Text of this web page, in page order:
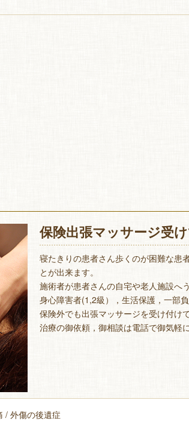
保険出張マッサージ受
寝たきりの患者さん歩くのが困難な患
とが出来ます。
施術者が患者さんの自宅や老人施設へ
身心障害者(1,2級），生活保護，一部
保険外でも出張マッサージを受け付け
治療の御依頼，御相談は電話で御気軽に
/ 外傷の後遺症